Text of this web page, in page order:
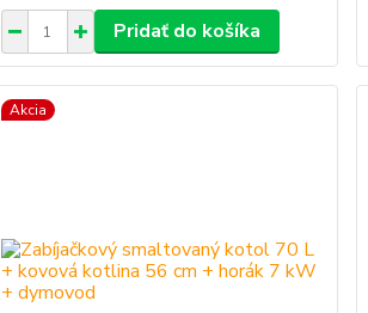
Pridať do košíka
Akcia